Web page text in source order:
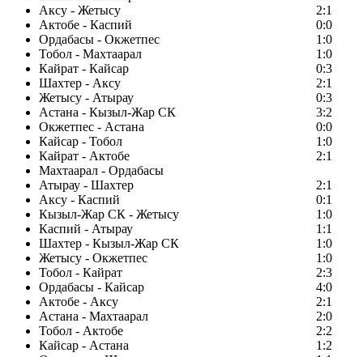
Аксу - Жетысу
2:1
Актобе - Каспий
0:0
Ордабасы - Окжетпес
1:0
Тобол - Махтаарал
1:0
Кайрат - Кайсар
0:3
Шахтер - Аксу
2:1
Жетысу - Атырау
0:3
Астана - Кызыл-Жар СК
3:2
Окжетпес - Астана
0:0
Кайсар - Тобол
1:0
Кайрат - Актобе
2:1
Махтаарал - Ордабасы
Атырау - Шахтер
2:1
Аксу - Каспий
0:1
Кызыл-Жар СК - Жетысу
1:0
Каспий - Атырау
1:1
Шахтер - Кызыл-Жар СК
1:0
Жетысу - Окжетпес
1:0
Тобол - Кайрат
2:3
Ордабасы - Кайсар
4:0
Актобе - Аксу
2:1
Астана - Махтаарал
2:0
Тобол - Актобе
2:2
Кайсар - Астана
1:2